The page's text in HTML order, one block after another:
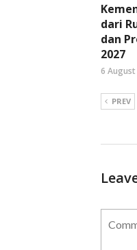
dari
dan
2027
6
PREV